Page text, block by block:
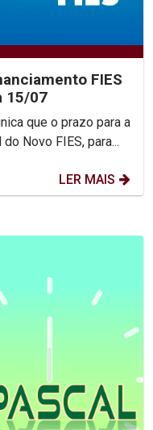
FIES
15/07
que o prazo para a
Novo FIES, para...
LER MAIS